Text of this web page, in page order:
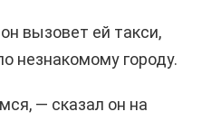
вызовет ей такси,
незнакомому городу.
— сказал он на